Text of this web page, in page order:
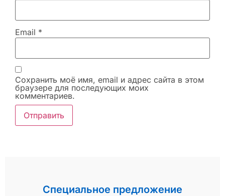
Email *
Сохранить моё имя, email и адрес сайта в этом
браузере для последующих моих
комментариев.
Специальное предложение